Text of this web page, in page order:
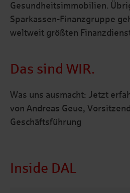
Gesundheitsimmobilien.
Sparkassen-Finanzgruppe
weltweit größten
Das sind WIR.
Was uns ausmacht: Jetzt
von Andreas Geue,
Geschäftsführung
Inside DAL